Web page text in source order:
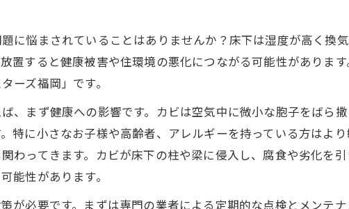
に悩まされていることはありませんか？床下は湿度が高く換
置すると健康被害や住環境の悪化につながる可能性がありま
ーズ福岡」です。
、まず健康への影響です。カビは空気中に微小な胞子をばら
特に小さなお子様や高齢者、アレルギーを持っている方はより
わってきます。カビが床下の柱や梁に侵入し、腐食や劣化を
能性があります。
が必要です。まずは専門の業者による定期的な点検とメンテ